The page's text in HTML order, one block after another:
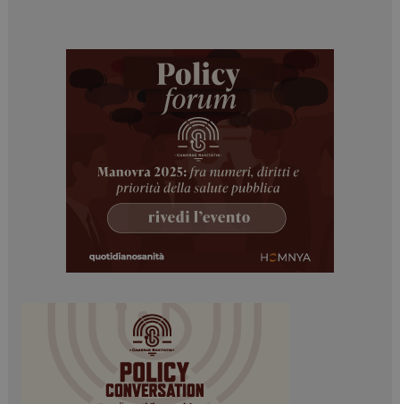
ARRAffinitySameSite
Microsoft Corporation
.www.dailyhealthindustry.it